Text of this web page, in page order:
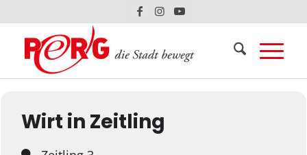
Events at this location
Wirt in Zeitling